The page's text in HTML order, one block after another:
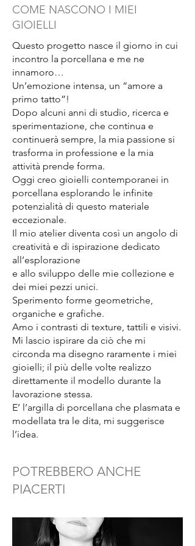
naturale lavorando i pezzi in
base al progetto che voglio
realizzare con l'obiettivo di
ottenere un'armonia e uno stile
distintivo.
COME NASCONO I MIEI
GIOIELLI
Questo progetto nasce il giorno in cui
incontro la porcellana e me ne
innamoro…
Un’emozione intensa, un “amore a
primo tatto”!
Dopo alcuni anni di studio, ricerca e
sperimentazione, che continua e
continuerà sempre, la mia passione si
trasforma in professione e la mia
attività prende forma.
Oggi creo gioielli contemporanei in
porcellana esplorando le infinite
potenzialità di questo materiale
eccezionale.
Il mio atelier diventa così un angolo di
creatività e di ispirazione dedicato
all’esplorazione
e allo sviluppo delle mie collezione e
dei miei pezzi unici.
Sperimento forme geometriche,
organiche e grafiche.
Amo i contrasti di texture, tattili e visivi.
Mi lascio ispirare da ciò che mi
circonda ma disegno raramente i miei
gioielli; il più delle volte realizzo
direttamente il modello durante la
lavorazione stessa.
E’ l’argilla di porcellana che plasmata e
modellata tra le dita, mi suggerisce
l’idea.
POTREBBERO ANCHE
PIACERTI